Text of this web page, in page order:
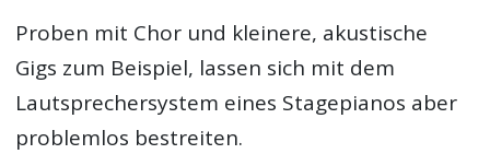
Proben mit Chor und kleinere, akustische
Gigs zum Beispiel, lassen sich mit dem
Lautsprechersystem eines Stagepianos aber
problemlos bestreiten.